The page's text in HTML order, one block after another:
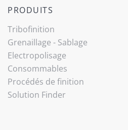
PRODUITS
Tribo­finition
Grenaillage - Sablage
Electropolisage
Consommables
Procédés de finition
Solution Finder